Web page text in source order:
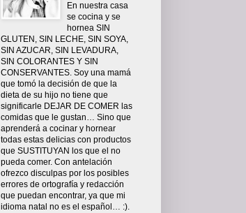
En nuestra casa
se cocina y se
hornea SIN
GLUTEN, SIN LECHE, SIN SOYA,
SIN AZUCAR, SIN LEVADURA,
SIN COLORANTES Y SIN
CONSERVANTES. Soy una mamá
que tomó la decisión de que la
dieta de su hijo no tiene que
significarle DEJAR DE COMER las
comidas que le gustan… Sino que
aprenderá a cocinar y hornear
todas estas delicias con productos
que SUSTITUYAN los que el no
pueda comer. Con antelación
ofrezco disculpas por los posibles
errores de ortografía y redacción
que puedan encontrar, ya que mi
idioma natal no es el español… :).